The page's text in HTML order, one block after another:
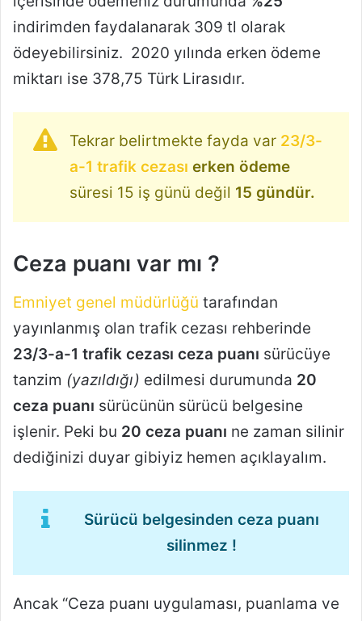
indirimden faydalanarak 309 tl olarak
ödeyebilirsiniz. 2020 yılında erken ödeme
miktarı ise 378,75 Türk Lirasıdır.
Tekrar belirtmekte fayda var 23/3-
a-1 trafik cezası erken ödeme
süresi 15 iş günü değil 15 gündür.
Ceza puanı var mı ?
Emniyet genel müdürlüğü tarafından
yayınlanmış olan trafik cezası rehberinde
23/3-a-1 trafik cezası ceza puanı sürücüye
tanzim (yazıldığı) edilmesi durumunda 20
ceza puanı sürücünün sürücü belgesine
işlenir. Peki bu 20 ceza puanı ne zaman silinir
dediğinizi duyar gibiyiz hemen açıklayalım.
Sürücü belgesinden ceza puanı
silinmez !
Ancak “Ceza puanı uygulaması, puanlama ve